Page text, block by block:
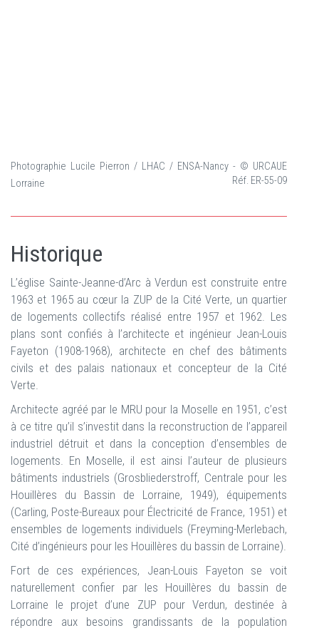
Photographie Lucile Pierron / LHAC / ENSA-Nancy - © URCAUE
Lorraine
Réf. ER-55-09
Historique
L’église Sainte-Jeanne-d’Arc à Verdun est construite entre
1963 et 1965 au cœur la ZUP de la Cité Verte, un quartier
de logements collectifs réalisé entre 1957 et 1962. Les
plans sont confiés à l’architecte et ingénieur Jean-Louis
Fayeton (1908-1968), architecte en chef des bâtiments
civils et des palais nationaux et concepteur de la Cité
Verte.
Architecte agréé par le MRU pour la Moselle en 1951, c’est
à ce titre qu’il s’investit dans la reconstruction de l’appareil
industriel détruit et dans la conception d’ensembles de
logements. En Moselle, il est ainsi l’auteur de plusieurs
bâtiments industriels (Grosbliederstroff, Centrale pour les
Houillères du Bassin de Lorraine, 1949), équipements
(Carling, Poste-Bureaux pour Électricité de France, 1951) et
ensembles de logements individuels (Freyming-Merlebach,
Cité d’ingénieurs pour les Houillères du bassin de Lorraine).
Fort de ces expériences, Jean-Louis Fayeton se voit
naturellement confier par les Houillères du bassin de
Lorraine le projet d’une ZUP pour Verdun, destinée à
répondre aux besoins grandissants de la population